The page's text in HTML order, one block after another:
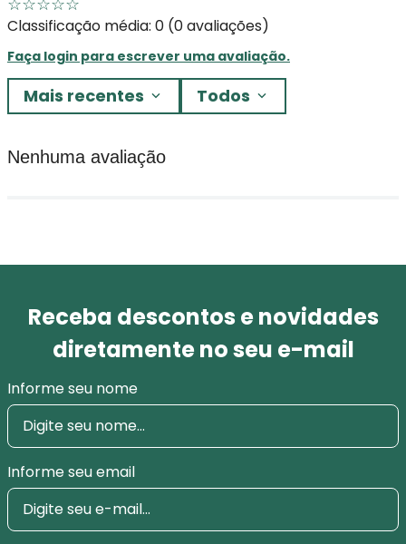
Classificação média: 0 (0 avaliações)
Faça login para escrever uma avaliação.
Mais recentes Todos
Nenhuma avaliação
Receba descontos e novidades
diretamente no seu e-mail
Informe seu nome
Informe seu email